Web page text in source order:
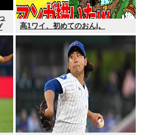
高1ワイ、初めてのおんj。